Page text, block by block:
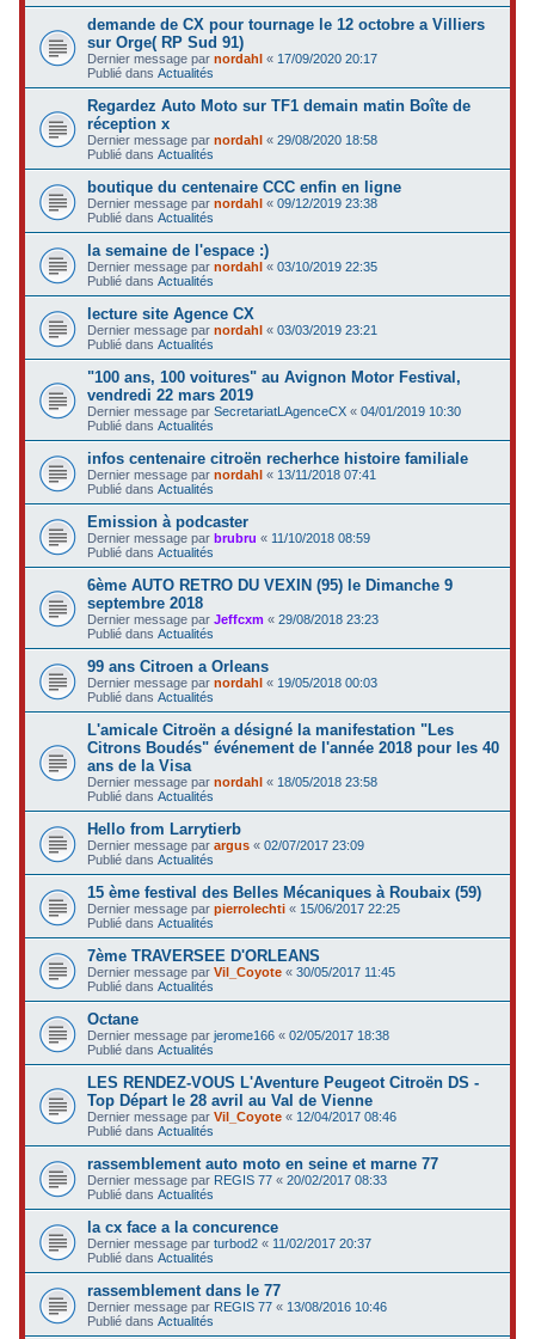
demande de CX pour tournage le 12 octobre a Villiers
sur Orge( RP Sud 91)
Dernier message parnordahl « 17/09/2020 20:17
Publié dansActualités
Regardez Auto Moto sur TF1 demain matin Boîte de
réception x
Dernier message parnordahl «29/08/2020 18:58
Publié dansActualités
boutique du centenaire CCC enfin en ligne
Dernier message parnordahl «09/12/2019 23:38
Publié dansActualités
la semaine de l'espace :)
Dernier message parnordahl «03/10/2019 22:35
Publié dansActualités
lecture site Agence CX
Dernier message parnordahl «03/03/2019 23:21
Publié dansActualités
"100 ans, 100 voitures" au Avignon Motor Festival,
vendredi 22 mars 2019
Dernier message parSecretariatLAgenceCX «04/01/2019 10:30
Publié dansActualités
infos centenaire citroën recherhce histoire familiale
Dernier message parnordahl « 13/11/2018 07:41
Publié dansActualités
Emission à podcaster
Dernier message parbrubru « 11/10/2018 08:59
Publié dansActualités
6ème AUTO RETRO DU VEXIN (95) le Dimanche 9
septembre 2018
Dernier message parJeffcxm «29/08/2018 23:23
Publié dansActualités
99 ans Citroen a Orleans
Dernier message parnordahl « 19/05/2018 00:03
Publié dansActualités
L'amicale Citroën a désigné la manifestation "Les
Citrons Boudés" événement de l'année 2018 pour les 40
ans de la Visa
Dernier message parnordahl « 18/05/2018 23:58
Publié dansActualités
Hello from Larrytierb
Dernier message parargus «02/07/2017 23:09
Publié dansActualités
15 ème festival des Belles Mécaniques à Roubaix (59)
Dernier message parpierrolechti « 15/06/2017 22:25
Publié dansActualités
7ème TRAVERSEE D'ORLEANS
Dernier message parVil_Coyote «30/05/2017 11:45
Publié dansActualités
Octane
Dernier message parjerome166 «02/05/2017 18:38
Publié dansActualités
LES RENDEZ-VOUS L'Aventure Peugeot Citroën DS -
Top Départ le 28 avril au Val de Vienne
Dernier message parVil_Coyote « 12/04/2017 08:46
Publié dansActualités
rassemblement auto moto en seine et marne 77
Dernier message par REGIS 77 «20/02/2017 08:33
Publié dansActualités
la cx face a la concurence
Dernier message parturbod2 « 11/02/2017 20:37
Publié dansActualités
rassemblement dans le 77
Dernier message par REGIS 77 « 13/08/2016 10:46
Publié dansActualités